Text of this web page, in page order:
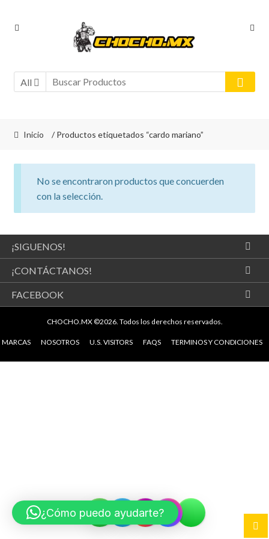
Ir
Ir
All
Inicio / Productos etiquetados “cardo mariano”
No se encontraron productos que concuerden
con la selección.
¡SIGUENOS!
¡CONTÁCTANOS!
FACEBOOK
CHOCHO.MX ©2026. Todos los derechos reservados.
MARCAS NOSOTROS U.S. VISITORS FAQS TERMINOS Y CONDICIONES
¿Cómo puedo ayudarte?